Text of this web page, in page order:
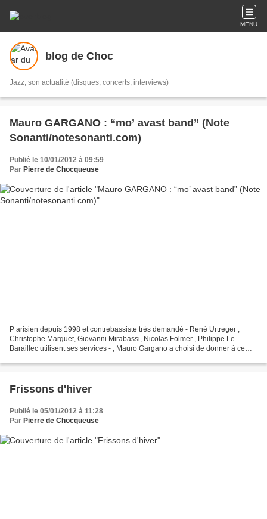
MENU
blog de Choc
Jazz, son actualité (disques, concerts, interviews)
Mauro GARGANO : “mo’ avast band” (Note
Sonanti/notesonanti.com)
Publié le 10/01/2012 à 09:59
Par Pierre de Chocqueuse
P arisien depuis 1998 et contrebassiste très demandé - René Urtreger ,
Christophe Marguet, Giovanni Mirabassi, Nicolas Folmer , Philippe Le
Baraillec utilisent ses services - , Mauro Gargano a choisi de donner à ce
Frissons d'hiver
Publié le 05/01/2012 à 11:28
Par Pierre de Chocqueuse